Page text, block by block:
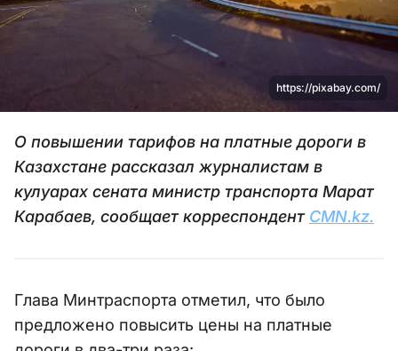
https://pixabay.com/
О повышении тарифов на платные дороги в
Казахстане рассказал журналистам в
кулуарах сената министр транспорта Марат
Карабаев, сообщает корреспондент CMN.kz.
Глава Минтраспорта отметил, что было
предложено повысить цены на платные